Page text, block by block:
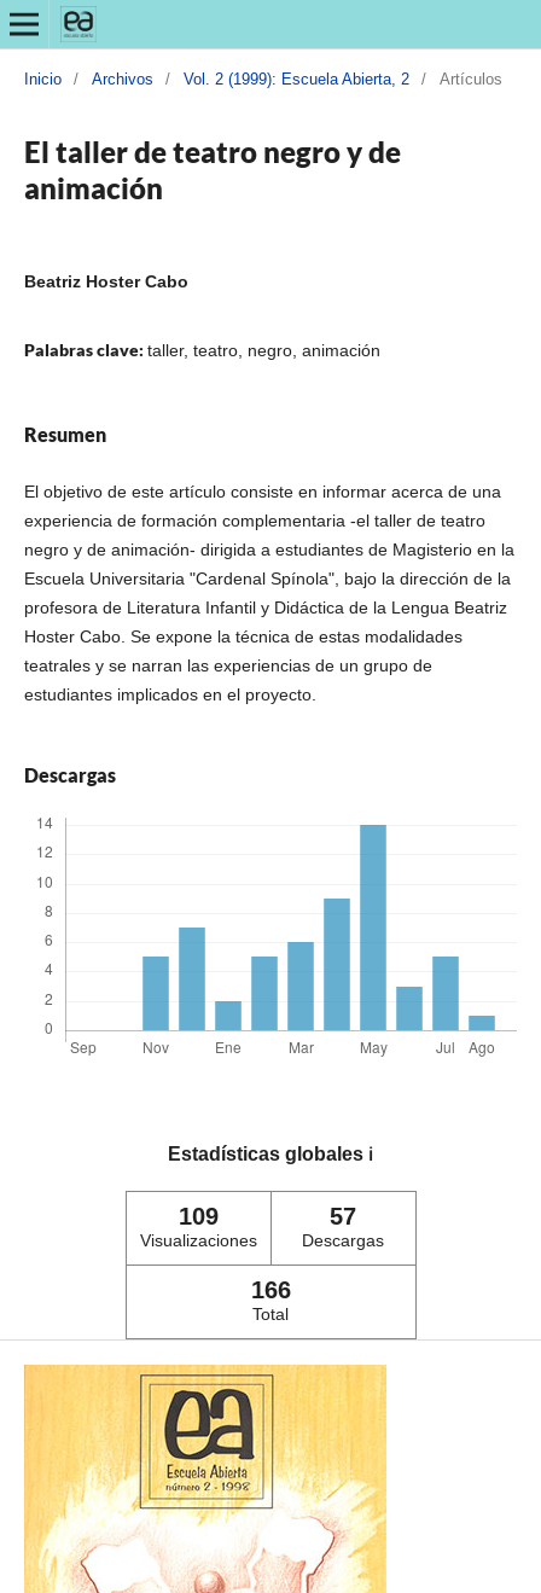
Inicio / Archivos / Vol. 2 (1999): Escuela Abierta, 2 / Artículos
El taller de teatro negro y de
animación
Beatriz Hoster Cabo
Palabras clave: taller, teatro, negro, animación
Resumen
El objetivo de este artículo consiste en informar acerca de una
experiencia de formación complementaria -el taller de teatro
negro y de animación- dirigida a estudiantes de Magisterio en la
Escuela Universitaria "Cardenal Spínola", bajo la dirección de la
profesora de Literatura Infantil y Didáctica de la Lengua Beatriz
Hoster Cabo. Se expone la técnica de estas modalidades
teatrales y se narran las experiencias de un grupo de
estudiantes implicados en el proyecto.
Descargas
Estadísticas globales ℹ️
109
Visualizaciones
57
Descargas
166
Total